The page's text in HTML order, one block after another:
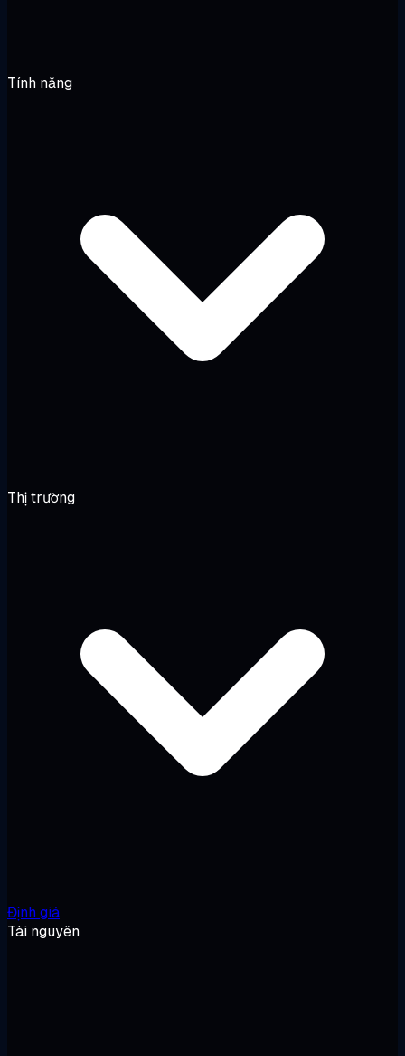
Tính năng
Thị trường
Định giá
Tài nguyên